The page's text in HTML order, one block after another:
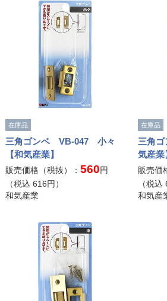
在庫品
三角ゴンベ VB-047 小々
【和気産業】
販売価格（税抜）： 560円
（税込 616円）
和気産業
在庫品
三角
気産業
販売価
（税込
和気産